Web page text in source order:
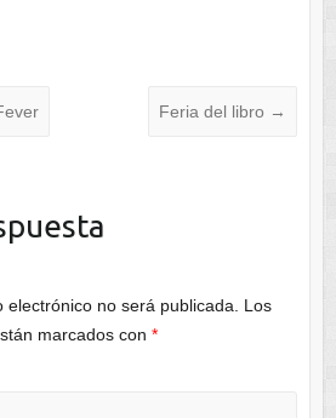
Feria del libro →
no será publicada.
Los
marcados con *